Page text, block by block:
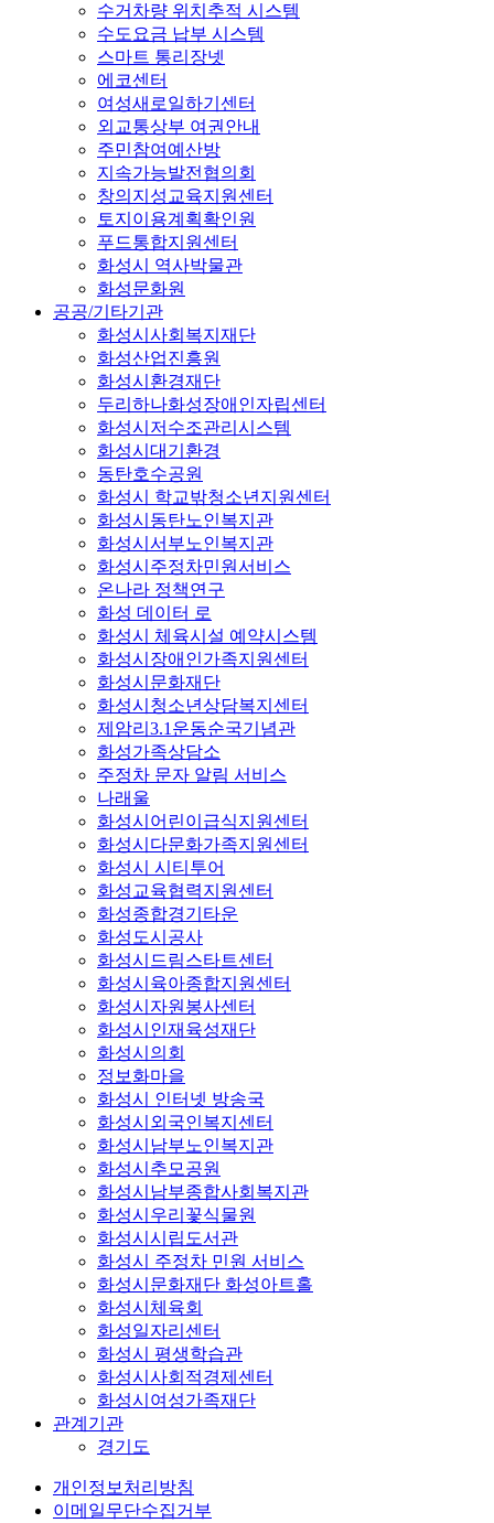
수거차량 위치추적 시스템
수도요금 납부 시스템
스마트 통리장넷
에코센터
여성새로일하기센터
외교통상부 여권안내
주민참여예산방
지속가능발전협의회
창의지성교육지원센터
토지이용계획확인원
푸드통합지원센터
화성시 역사박물관
화성문화원
공공/기타기관
화성시사회복지재단
화성산업진흥원
화성시환경재단
두리하나화성장애인자립센터
화성시저수조관리시스템
화성시대기환경
동탄호수공원
화성시 학교밖청소년지원센터
화성시동탄노인복지관
화성시서부노인복지관
화성시주정차민원서비스
온나라 정책연구
화성 데이터 로
화성시 체육시설 예약시스템
화성시장애인가족지원센터
화성시문화재단
화성시청소년상담복지센터
제암리3.1운동순국기념관
화성가족상담소
주정차 문자 알림 서비스
나래울
화성시어린이급식지원센터
화성시다문화가족지원센터
화성시 시티투어
화성교육협력지원센터
화성종합경기타운
화성도시공사
화성시드림스타트센터
화성시육아종합지원센터
화성시자원봉사센터
화성시인재육성재단
화성시의회
정보화마을
화성시 인터넷 방송국
화성시외국인복지센터
화성시남부노인복지관
화성시추모공원
화성시남부종합사회복지관
화성시우리꽃식물원
화성시시립도서관
화성시 주정차 민원 서비스
화성시문화재단 화성아트홀
화성시체육회
화성일자리센터
화성시 평생학습관
화성시사회적경제센터
화성시여성가족재단
관계기관
경기도
개인정보처리방침
이메일무단수집거부